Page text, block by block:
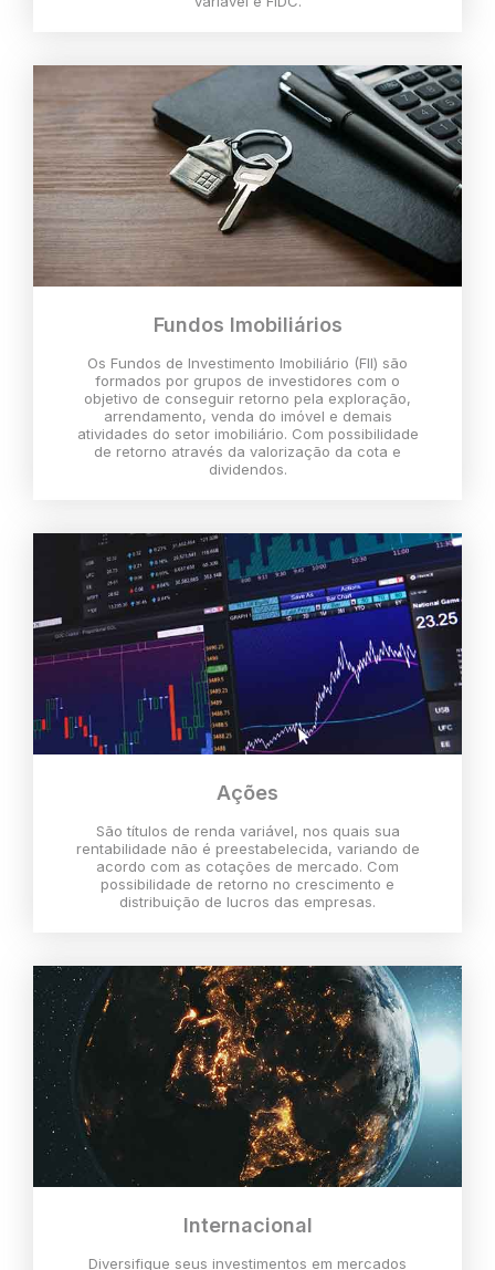
Fundos Imobiliários
Os Fundos de Investimento Imobiliário (FII) são
formados por grupos de investidores com o
objetivo de conseguir retorno pela exploração,
arrendamento, venda do imóvel e demais
atividades do setor imobiliário. Com possibilidade
de retorno através da valorização da cota e
dividendos.
Ações
São títulos de renda variável, nos quais sua
rentabilidade não é preestabelecida, variando de
acordo com as cotações de mercado. Com
possibilidade de retorno no crescimento e
distribuição de lucros das empresas.
Internacional
Diversifique seus investimentos em mercados